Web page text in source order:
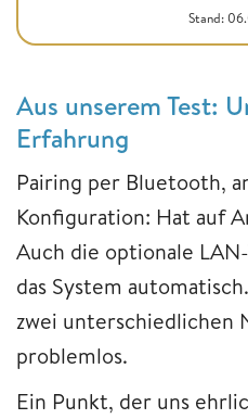
Stand:
Aus unserem Test:
Erfahrung
Pairing per Bluetooth,
Konfiguration: Hat auf
Auch die optionale
das System
zwei unterschiedlichen
problemlos.
Ein Punkt, der uns